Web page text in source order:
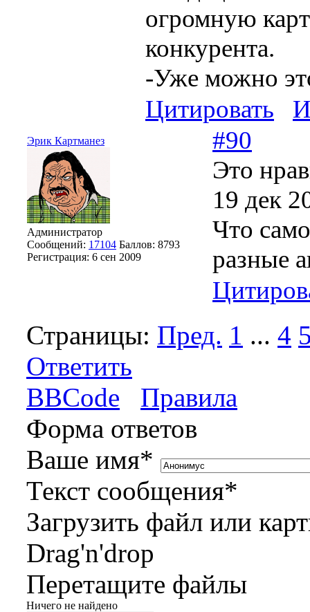
огромную
конкурента.
-Уже можно
Цитировать
Эрик Картманез
Администратор
Сообщений: 17104 Баллов: 8793
Регистрация: 6 сен 2009
#90
Это
19 дек
Что
разные
Страницы: Пред. 1 ... 4
Ответить
BBCode
Правила
Форма ответов
Ваше имя*
Текст сообщения*
Загрузить файл или
Drag'n'drop
Перетащите файлы
Ничего не найдено